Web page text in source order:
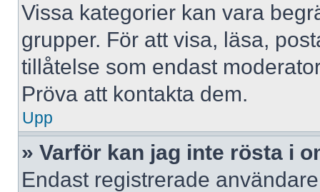
Vissa kategorier kan vara
grupper. För att visa, läsa,
tillåtelse som endast
Pröva att kontakta dem.
Upp
» Varför kan jag inte rösta i
Endast registrerade